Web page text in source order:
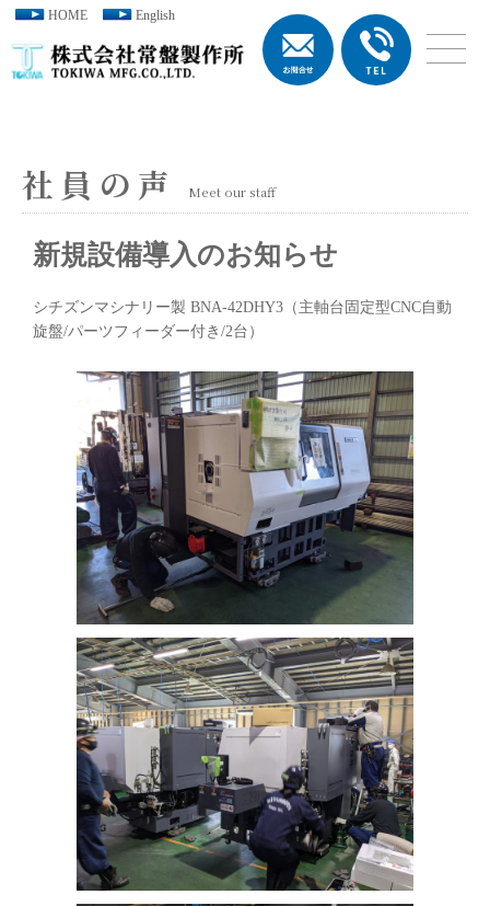
HOME English
社員の声 Meet our staff
新規設備導入のお知らせ
シチズンマシナリー製 BNA-42DHY3（主軸台固定型CNC自動
旋盤/パーツフィーダー付き/2台）